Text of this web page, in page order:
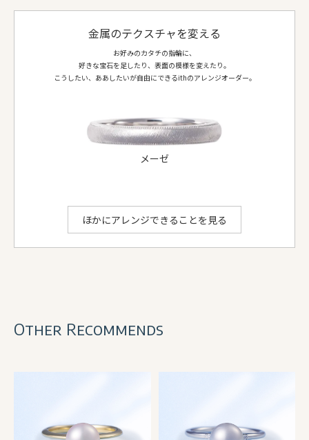
アコヤパール（無調色ホワイト） 8.0mm 1個
ダイヤモンド 1.3mm 14個
お選びいただける地金：
金属のテクスチャを変える
お好みのカタチの指輪に、
好きな宝石を足したり、表面の模様を変えたり。
こうしたい、ああしたいが自由にできるithのアレンジオーダー。
メーゼ
ほかにアレンジできることを見る
Other Recommends